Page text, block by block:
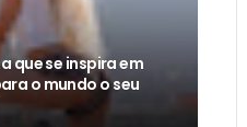
que se inspira em
o mundo o seu